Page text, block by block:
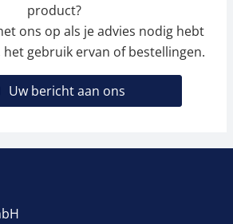
product?
ons op als je advies nodig hebt
gebruik ervan of bestellingen.
Uw bericht aan ons